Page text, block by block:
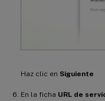
Haz clic en Siguiente
En la ficha URL de